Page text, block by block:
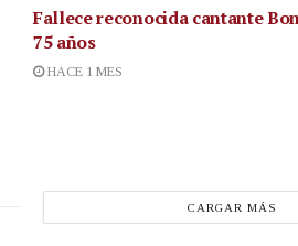
Fallece reconocida cantante
75 años
HACE 1 MES
CARGAR MÁS